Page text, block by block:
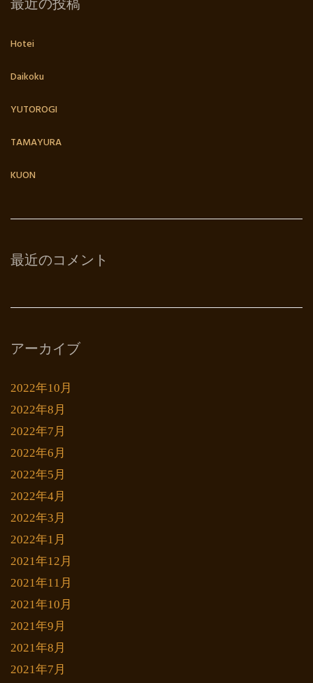
最近の投稿
Hotei
Daikoku
YUTOROGI
TAMAYURA
KUON
最近のコメント
アーカイブ
2022年10月
2022年8月
2022年7月
2022年6月
2022年5月
2022年4月
2022年3月
2022年1月
2021年12月
2021年11月
2021年10月
2021年9月
2021年8月
2021年7月